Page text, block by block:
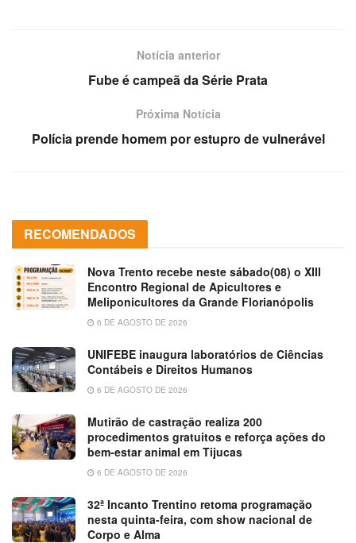
Notícia anterior
Fube é campeã da Série Prata
Próxima Notícia
Polícia prende homem por estupro de vulnerável
RECOMENDADOS
Nova Trento recebe neste sábado(08) o XIII
Encontro Regional de Apicultores e
Meliponicultores da Grande Florianópolis
6 DE AGOSTO DE 2026
UNIFEBE inaugura laboratórios de Ciências
Contábeis e Direitos Humanos
6 DE AGOSTO DE 2026
Mutirão de castração realiza 200
procedimentos gratuitos e reforça ações do
bem-estar animal em Tijucas
6 DE AGOSTO DE 2026
32ª Incanto Trentino retoma programação
nesta quinta-feira, com show nacional de
Corpo e Alma